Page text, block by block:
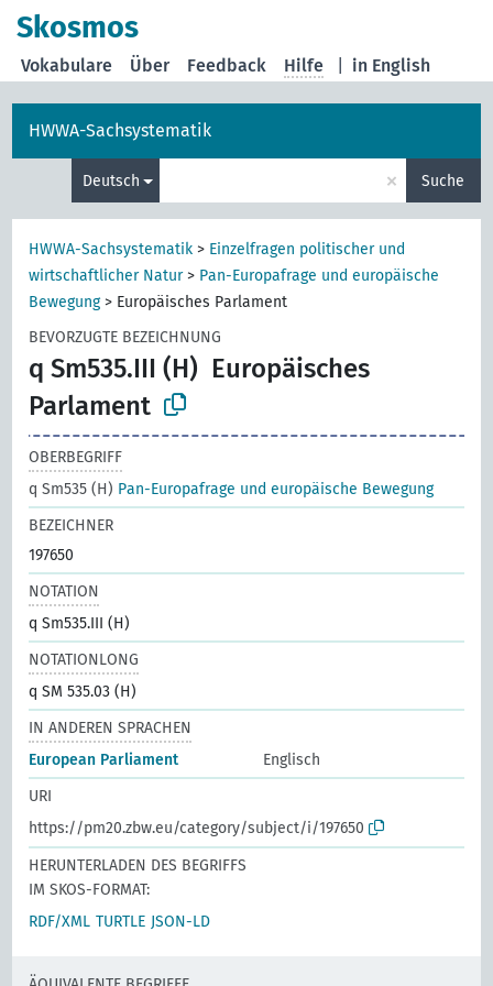
Skosmos
in English
Vokabulare Über Feedback Hilfe
HWWA-Sachsystematik
Deutsch × Suche
HWWA-Sachsystematik > Einzelfragen politischer und
wirtschaftlicher Natur> Pan-Europafrage und europäische
Bewegung> Europäisches Parlament
BEVORZUGTE BEZEICHNUNG
q Sm535.III (H) Europäisches
Parlament
OBERBEGRIFF
q Sm535 (H) Pan-Europafrage und europäische Bewegung
BEZEICHNER
197650
NOTATION
q Sm535.III (H)
NOTATIONLONG
q SM 535.03 (H)
IN ANDEREN SPRACHEN
European Parliament
Englisch
URI
https://pm20.zbw.eu/category/subject/i/197650
HERUNTERLADEN DES BEGRIFFS
IM SKOS-FORMAT:
RDF/XML TURTLE JSON-LD